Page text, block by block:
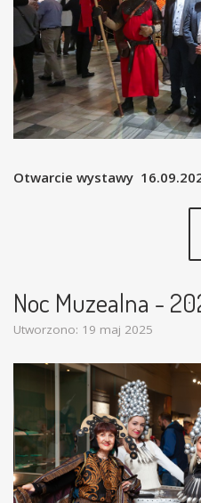
Otwarcie wystawy
Noc Muzealna -
Utworzono: 19 maj 2025